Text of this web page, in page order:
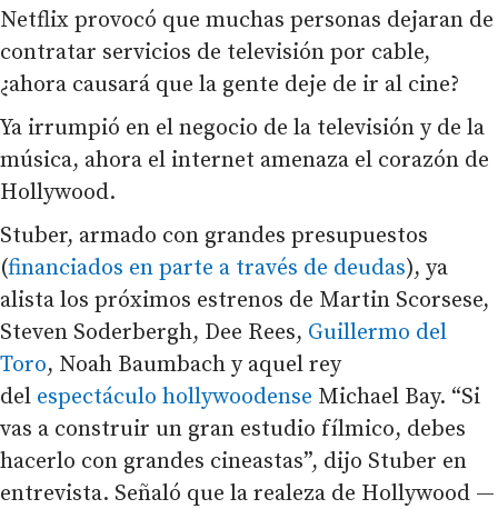
Netflix provocó que muchas personas dejaran de
contratar servicios de televisión por cable,
¿ahora causará que la gente deje de ir al cine?
Ya irrumpió en el negocio de la televisión y de la
música, ahora el internet amenaza el corazón de
Hollywood.
Stuber, armado con grandes presupuestos
(financiados en parte a través de deudas), ya
alista los próximos estrenos de Martin Scorsese,
Steven Soderbergh, Dee Rees, Guillermo del
Toro, Noah Baumbach y aquel rey
del espectáculo hollywoodense Michael Bay. “Si
vas a construir un gran estudio fílmico, debes
hacerlo con grandes cineastas”, dijo Stuber en
entrevista. Señaló que la realeza de Hollywood —